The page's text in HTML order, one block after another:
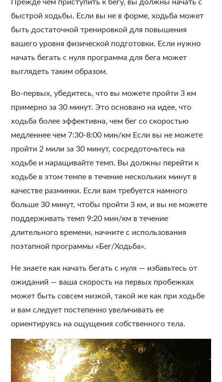
Прежде чем приступить к бегу, вы должны начать с
быстрой ходьбы. Если вы не в форме, ходьба может
быть достаточной тренировкой для повышения
вашего уровня физической подготовки. Если нужно
начать бегать с нуля программа для бега может
выглядеть таким образом.
Во-первых, убедитесь, что вы можете пройти 3 км
примерно за 30 минут. Это основано на идее, что
ходьба более эффективна, чем бег со скоростью
медленнее чем 7:30-8:00 мин/км Если вы не можете
пройти 2 мили за 30 минут, сосредоточьтесь на
ходьбе и наращивайте темп. Вы должны перейти к
ходьбе в этом темпе в течение нескольких минут в
качестве разминки. Если вам требуется намного
больше 30 минут, чтобы пройти 3 км, и вы не можете
поддерживать темп 9:20 мин/км в течение
длительного времени, начните с использования
поэтапной программы «Бег/Ходьба».
Не знаете как начать бегать с нуля — избавьтесь от
ожиданий — ваша скорость на первых пробежках
может быть совсем низкой, такой же как при ходьбе
и вам следует постепенно увеличивать ее
ориентируясь на ощущения собственного тела.